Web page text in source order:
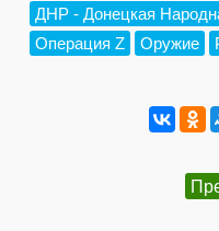
ДНР - Донецкая
Операция Z
Оружие